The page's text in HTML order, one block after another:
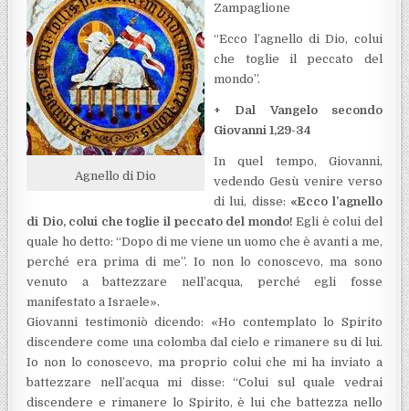
Agnello di Dio
Zampaglione
“Ecco l’agnello di Dio, colui
che toglie il peccato del
mondo”.
+ Dal Vangelo secondo
Giovanni 1,29-34
In quel tempo, Giovanni,
vedendo Gesù venire verso
di lui, disse: «Ecco l’agnello
di Dio, colui che toglie il peccato del mondo! Egli è colui del
quale ho detto: “Dopo di me viene un uomo che è avanti a me,
perché era prima di me”. Io non lo conoscevo, ma sono
venuto a battezzare nell’acqua, perché egli fosse
manifestato a Israele».
Giovanni testimoniò dicendo: «Ho contemplato lo Spirito
discendere come una colomba dal cielo e rimanere su di lui.
Io non lo conoscevo, ma proprio colui che mi ha inviato a
battezzare nell’acqua mi disse: “Colui sul quale vedrai
discendere e rimanere lo Spirito, è lui che battezza nello